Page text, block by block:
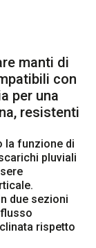
manti di
con
per una
resistenti
la funzione di
pluviali
due sezioni
rispetto